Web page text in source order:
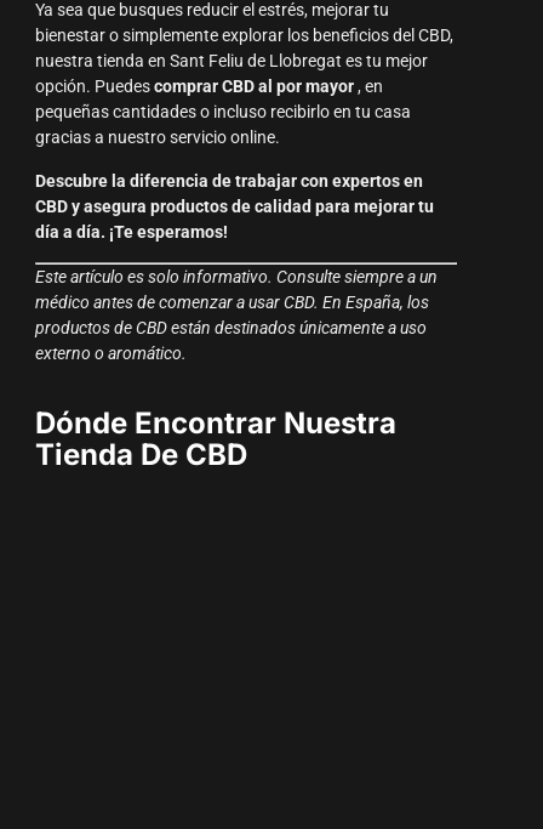
Ya sea que busques reducir el estrés, mejorar tu
bienestar o simplemente explorar los beneficios del CBD,
nuestra tienda en Sant Feliu de Llobregat es tu mejor
opción. Puedescomprar CBD al por mayor, en
pequeñas cantidades o incluso recibirlo en tu casa
gracias a nuestro servicio online.
Descubre la diferencia de trabajar con expertos en
CBD y asegura productos de calidad para mejorar tu
día a día. ¡Te esperamos!
Este artículo es solo informativo. Consulte siempre a un
médico antes de comenzar a usar CBD. En España, los
productos de CBD están destinados únicamente a uso
externo o aromático.
Dónde Encontrar Nuestra
Tienda De CBD